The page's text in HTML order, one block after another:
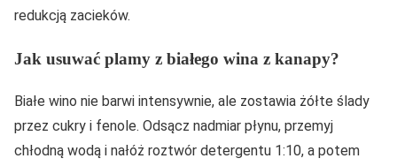
redukcją zacieków.
Jak usuwać plamy z białego wina z kanapy?
Białe wino nie barwi intensywnie, ale zostawia żółte ślady
przez cukry i fenole. Odsącz nadmiar płynu, przemyj
chłodną wodą i nałóż roztwór detergentu 1:10, a potem